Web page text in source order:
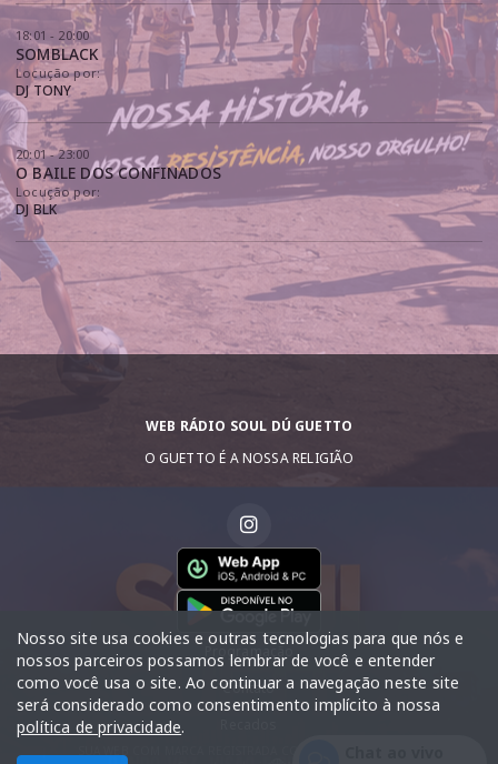
18:01 - 20:00
SOMBLACK
Locução por:
DJ TONY
20:01 - 23:00
O BAILE DOS CONFINADOS
Locução por:
DJ BLK
WEB RÁDIO SOUL DÚ GUETTO
O GUETTO É A NOSSA RELIGIÃO
Programação
Contato
Nosso site usa cookies e outras tecnologias para que nós e
nossos parceiros possamos lembrar de você e entender
como você usa o site. Ao continuar a navegação neste site
será considerado como consentimento implícito à nossa
política de privacidade.